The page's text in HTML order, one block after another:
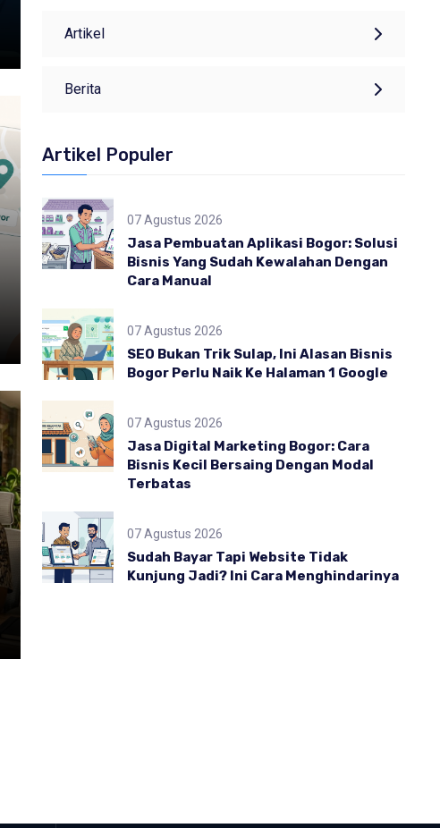
Artikel
Berita
Artikel Populer
07 Agustus 2026
Jasa Pembuatan Aplikasi Bogor: Solusi
Bisnis Yang Sudah Kewalahan Dengan
Cara Manual
07 Agustus 2026
SEO Bukan Trik Sulap, Ini Alasan Bisnis
Bogor Perlu Naik Ke Halaman 1 Google
07 Agustus 2026
Jasa Digital Marketing Bogor: Cara
Bisnis Kecil Bersaing Dengan Modal
Terbatas
07 Agustus 2026
Sudah Bayar Tapi Website Tidak
Kunjung Jadi? Ini Cara Menghindarinya